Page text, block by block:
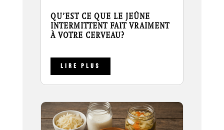
QU’EST CE QUE LE JEÛNE
INTERMITTENT FAIT VRAIMENT
À VOTRE CERVEAU?
LIRE PLUS